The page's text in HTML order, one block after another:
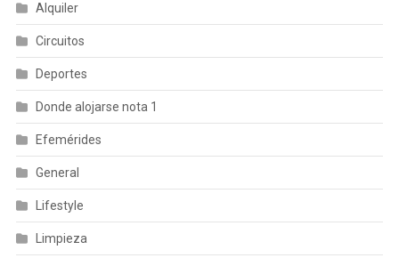
Alquiler
Circuitos
Deportes
Donde alojarse nota 1
Efemérides
General
Lifestyle
Limpieza